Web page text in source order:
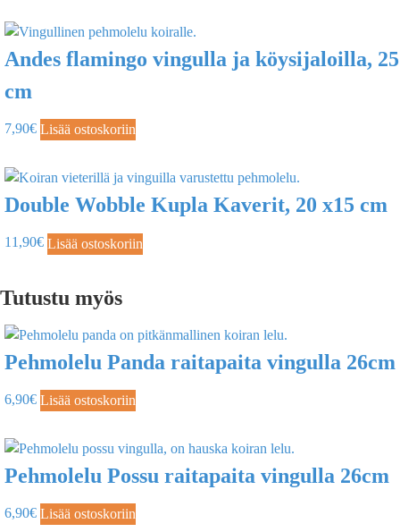
Andes flamingo vingulla ja köysijaloilla, 25
cm
7,90€ Lisää ostoskoriin
Double Wobble Kupla Kaverit, 20 x15 cm
11,90€ Lisää ostoskoriin
Tutustu myös
Pehmolelu Panda raitapaita vingulla 26cm
6,90€ Lisää ostoskoriin
Pehmolelu Possu raitapaita vingulla 26cm
6,90€ Lisää ostoskoriin